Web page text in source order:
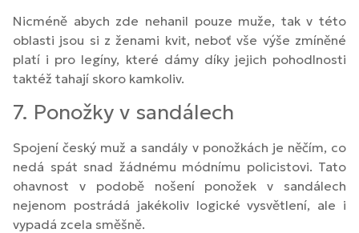
Nicméně abych zde nehanil pouze muže, tak v této
oblasti jsou si z ženami kvit, neboť vše výše zmíněné
platí i pro legíny, které dámy díky jejich pohodlnosti
taktéž tahají skoro kamkoliv.
7. Ponožky v sandálech
Spojení český muž a sandály v ponožkách je něčím, co
nedá spát snad žádnému módnímu policistovi. Tato
ohavnost v podobě nošení ponožek v sandálech
nejenom postrádá jakékoliv logické vysvětlení, ale i
vypadá zcela směšně.